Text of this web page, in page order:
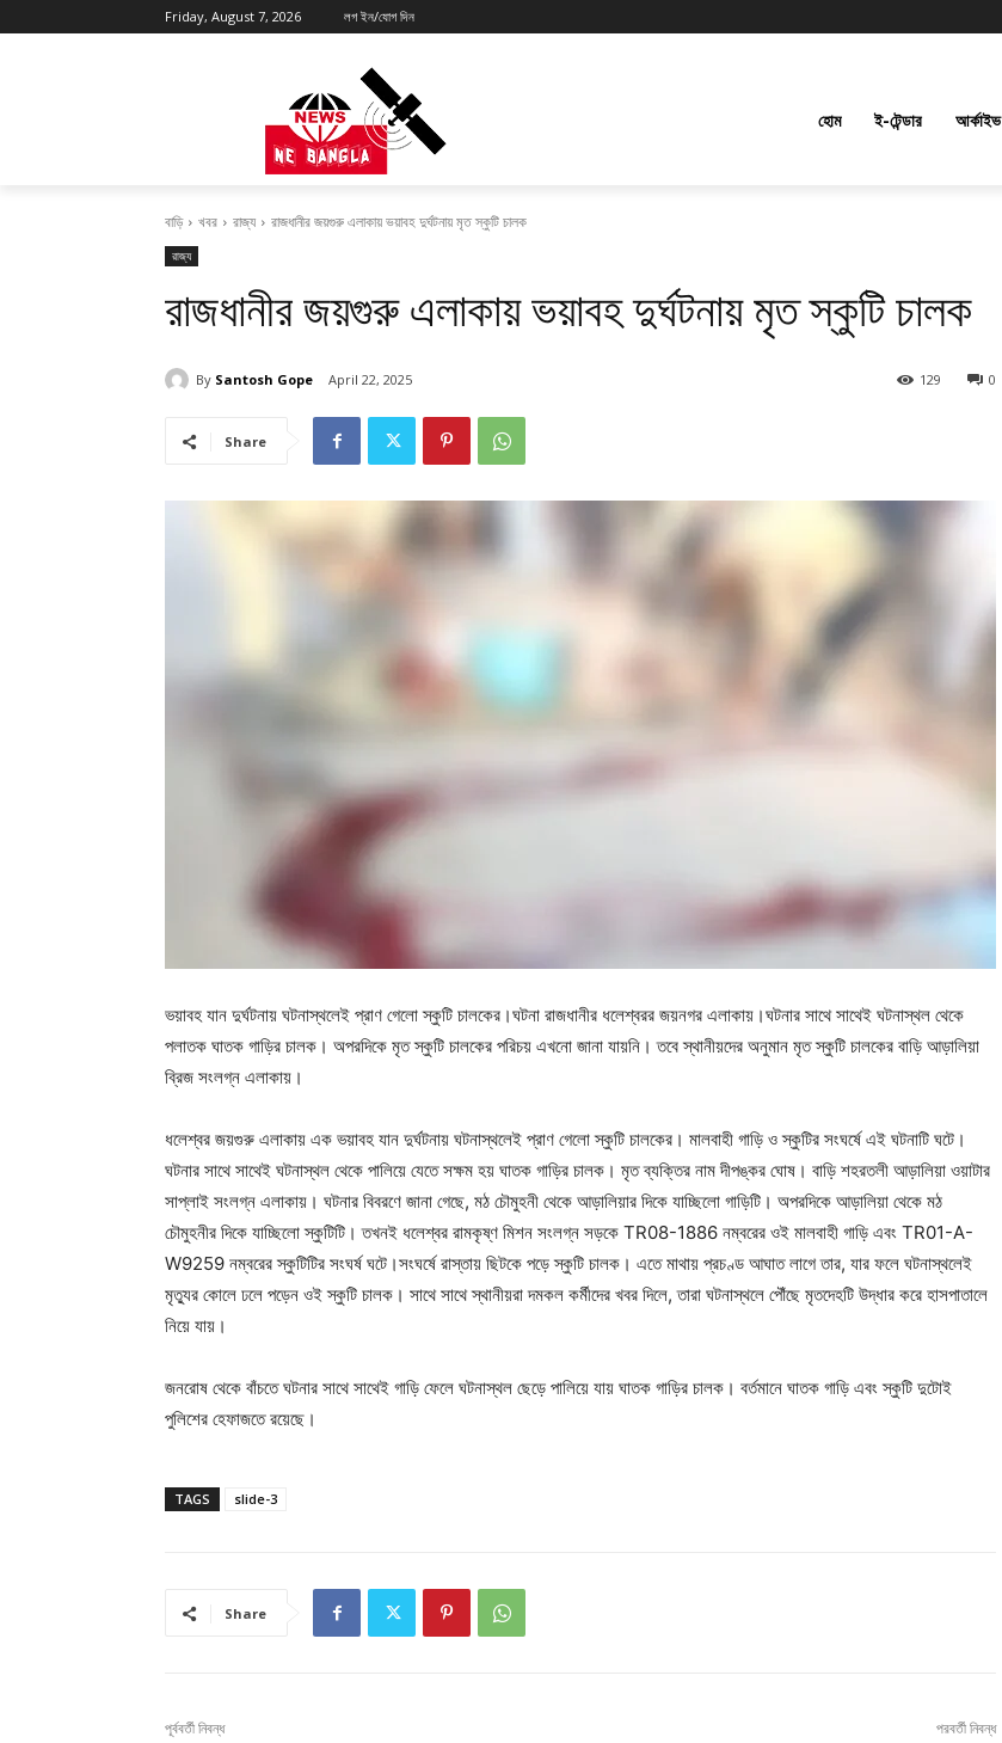
Friday, August 7, 2026 লগ ইন/যোগ দিন
হোম ই-টেন্ডার আর্কাইভ
বাড়ি খবর রাজ্য রাজধানীর জয়গুরু এলাকায় ভয়াবহ দুর্ঘটনায় মৃত স্কুটি চালক
রাজ্য
রাজধানীর জয়গুরু এলাকায় ভয়াবহ দুর্ঘটনায় মৃত স্কুটি চালক
By Santosh Gope April 22, 2025 0
129
Share
ভয়াবহ যান দুর্ঘটনায় ঘটনাস্থলেই প্রাণ গেলো স্কুটি চালকের।ঘটনা রাজধানীর ধলেশ্বরর জয়নগর এলাকায়।ঘটনার সাথে সাথেই ঘটনাস্থল থেকে
পলাতক ঘাতক গাড়ির চালক। অপরদিকে মৃত স্কুটি চালকের পরিচয় এখনো জানা যায়নি। তবে স্থানীয়দের অনুমান মৃত স্কুটি চালকের বাড়ি আড়ালিয়া
ব্রিজ সংলগ্ন এলাকায়।
ধলেশ্বর জয়গুরু এলাকায় এক ভয়াবহ যান দুর্ঘটনায় ঘটনাস্থলেই প্রাণ গেলো স্কুটি চালকের। মালবাহী গাড়ি ও স্কুটির সংঘর্ষে এই ঘটনাটি ঘটে।
ঘটনার সাথে সাথেই ঘটনাস্থল থেকে পালিয়ে যেতে সক্ষম হয় ঘাতক গাড়ির চালক। মৃত ব্যক্তির নাম দীপঙ্কর ঘোষ। বাড়ি শহরতলী আড়ালিয়া ওয়াটার
সাপ্লাই সংলগ্ন এলাকায়। ঘটনার বিবরণে জানা গেছে, মঠ চৌমুহনী থেকে আড়ালিয়ার দিকে যাচ্ছিলো গাড়িটি। অপরদিকে আড়ালিয়া থেকে মঠ
চৌমুহনীর দিকে যাচ্ছিলো স্কুটিটি। তখনই ধলেশ্বর রামকৃষ্ণ মিশন সংলগ্ন সড়কে TR08-1886 নম্বরের ওই মালবাহী গাড়ি এবং TR01-A-
W9259 নম্বরের স্কুটিটির সংঘর্ষ ঘটে।সংঘর্ষে রাস্তায় ছিটকে পড়ে স্কুটি চালক। এতে মাথায় প্রচণ্ড আঘাত লাগে তার, যার ফলে ঘটনাস্থলেই
মৃত্যুর কোলে ঢলে পড়েন ওই স্কুটি চালক। সাথে সাথে স্থানীয়রা দমকল কর্মীদের খবর দিলে, তারা ঘটনাস্থলে পৌঁছে মৃতদেহটি উদ্ধার করে হাসপাতালে
নিয়ে যায়।
জনরোষ থেকে বাঁচতে ঘটনার সাথে সাথেই গাড়ি ফেলে ঘটনাস্থল ছেড়ে পালিয়ে যায় ঘাতক গাড়ির চালক। বর্তমানে ঘাতক গাড়ি এবং স্কুটি দুটোই
পুলিশের হেফাজতে রয়েছে।
TAGS slide-3
Share
পূর্ববর্তী নিবন্ধ পরবর্তী নিবন্ধ